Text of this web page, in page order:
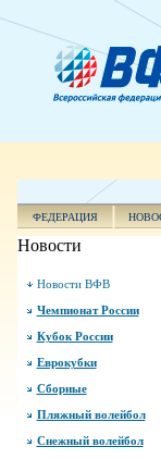
ФЕДЕРАЦИЯ
Новости
Новости ВФВ
Чемпионат России
Кубок России
Еврокубки
Сборные
Пляжный волейбол
Снежный волейбол